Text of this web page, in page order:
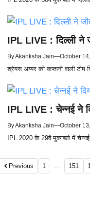
IPL LIVE : दिल्ली ने
ByAkanksha Jain—October
श्रेयस अय्यर की कप्तानी वाली टीम
IPL LIVE : चेन्नई ने
ByAkanksha Jain—October
IPL 2020 के 29वें मुकाबले में चेन्नई
Previous 1 … 151